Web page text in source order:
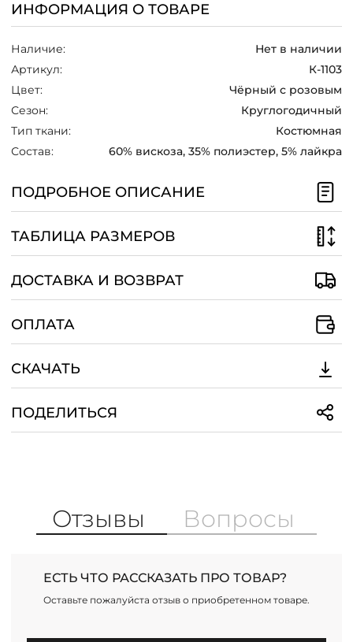
+7 (800) 511-35-10
MANAGER@DSTREND.RU
ЗАКАЗАТЬ ЗВОНОК
ИНФОРМАЦИЯ О ТОВАРЕ
Наличие:
Нет в наличии
Артикул:
К-1103
Цвет:
Чёрный с розовым
Сезон:
Круглогодичный
Тип ткани:
Костюмная
Состав:
60% вискоза, 35% полиэстер, 5% лайкра
ПОДРОБНОЕ ОПИСАНИЕ
ТАБЛИЦА РАЗМЕРОВ
ДОСТАВКА И ВОЗВРАТ
ОПЛАТА
СКАЧАТЬ
ПОДЕЛИТЬСЯ
Отзывы Вопросы
ЕСТЬ ЧТО РАССКАЗАТЬ ПРО ТОВАР?
Оставьте пожалуйста отзыв о приобретенном товаре.